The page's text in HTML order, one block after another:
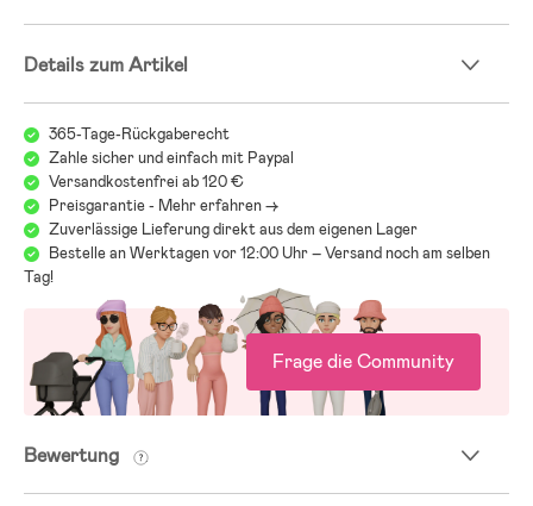
Details zum Artikel
365-Tage-Rückgaberecht
Zahle sicher und einfach mit Paypal
Versandkostenfrei ab 120 €
Preisgarantie - Mehr erfahren ->
Zuverlässige Lieferung direkt aus dem eigenen Lager
Bestelle an Werktagen vor 12:00 Uhr – Versand noch am selben
Tag!
Frage die Community
Bewertung